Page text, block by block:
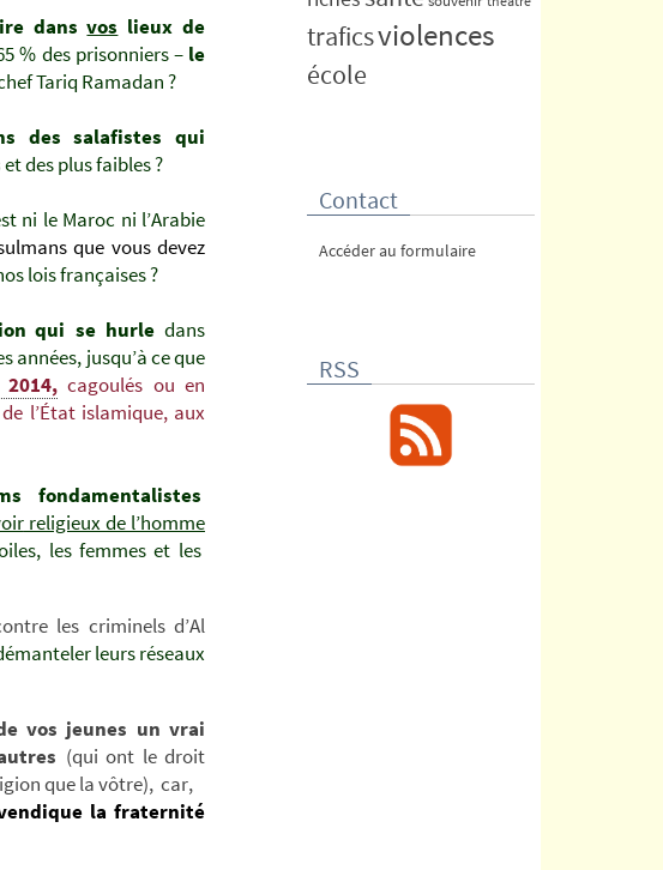
dansvos lieux de
% des prisonniers – le
Tariq Ramadan ?
des salafistes qui
et des plus faibles ?
ni le Maroc ni l’Arabie
que vous devez
lois françaises ?
qui se hurle dans
années, jusqu’à ce que
cagoulés ou en
l’État islamique, aux
fondamentalistes
religieux de l’homme
les femmes et les
les criminels d’Al
leurs réseaux
vos jeunes un vrai
(qui ont le droit
que la vôtre), car,
la fraternité
traficsviolences
école
Contact
Accéder au formulaire
RSS